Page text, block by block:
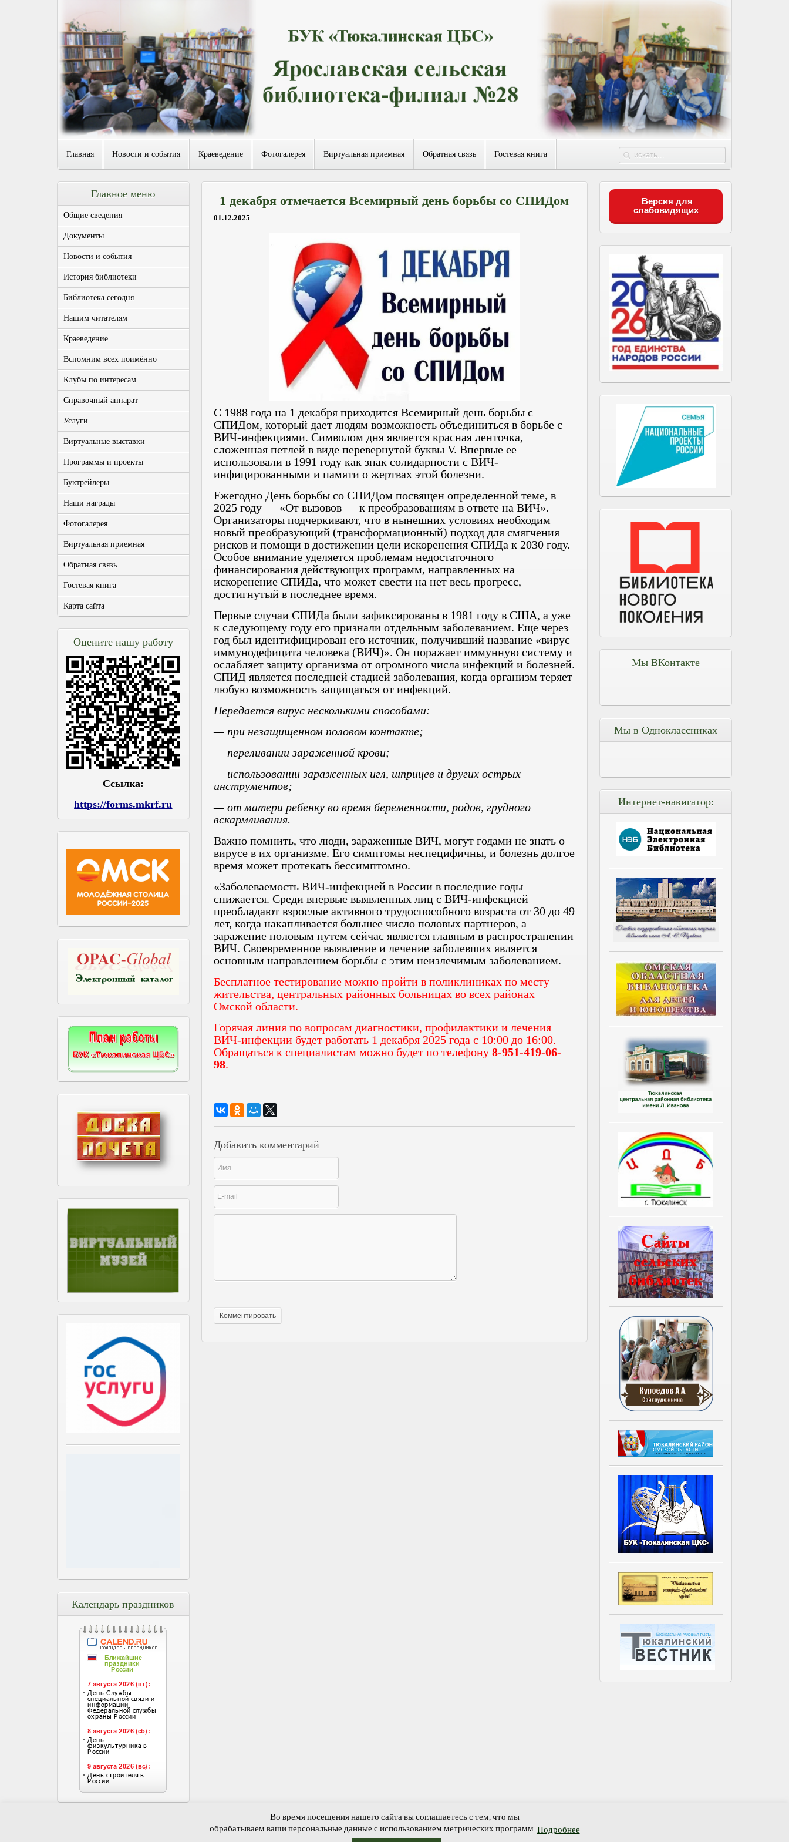
Главная Новости и события Краеведение Фотогалерея Виртуальная приемная Обратная связь Гостевая книга
1 декабря отмечается Всемирный день борьбы со СПИДом
01.12.2025
С 1988 года на 1 декабря приходится Всемирный день борьбы с
СПИДом, который дает людям возможность объединиться в борьбе с
ВИЧ-инфекциями. Символом дня является красная ленточка,
сложенная петлей в виде перевернутой буквы V. Впервые ее
использовали в 1991 году как знак солидарности с ВИЧ-
инфицированными и памяти о жертвах этой болезни.
Ежегодно День борьбы со СПИДом посвящен определенной теме, в
2025 году — «От вызовов — к преобразованиям в ответе на ВИЧ».
Организаторы подчеркивают, что в нынешних условиях необходим
новый преобразующий (трансформационный) подход для смягчения
рисков и помощи в достижении цели искоренения СПИДа к 2030 году.
Особое внимание уделяется проблемам недостаточного
финансирования действующих программ, направленных на
искоренение СПИДа, что может свести на нет весь прогресс,
достигнутый в последнее время.
Первые случаи СПИДа были зафиксированы в 1981 году в США, а уже
к следующему году его признали отдельным заболеванием. Еще через
год был идентифицирован его источник, получивший название «вирус
иммунодефицита человека (ВИЧ)». Он поражает иммунную систему и
ослабляет защиту организма от огромного числа инфекций и болезней.
СПИД является последней стадией заболевания, когда организм теряет
любую возможность защищаться от инфекций.
Передается вирус несколькими способами:
— при незащищенном половом контакте;
— переливании зараженной крови;
— использовании зараженных игл, шприцев и других острых
инструментов;
— от матери ребенку во время беременности, родов, грудного
вскармливания.
Важно помнить, что люди, зараженные ВИЧ, могут годами не знать о
вирусе в их организме. Его симптомы неспецифичны, и болезнь долгое
время может протекать бессимптомно.
«Заболеваемость ВИЧ-инфекцией в России в последние годы
снижается. Среди впервые выявленных лиц с ВИЧ-инфекцией
преобладают взрослые активного трудоспособного возраста от 30 до 49
лет, когда накапливается большее число половых партнеров, а
заражение половым путем сейчас является главным в распространении
ВИЧ. Своевременное выявление и лечение заболевших является
основным направлением борьбы с этим неизлечимым заболеванием.
Бесплатное тестирование можно пройти в поликлиниках по месту
жительства, центральных районных больницах во всех районах
Омской области.
Горячая линия по вопросам диагностики, профилактики и лечения
ВИЧ-инфекции будет работать 1 декабря 2025 года с 10:00 до 16:00.
Обращаться к специалистам можно будет по телефону 8-951-419-06-
98.
Добавить комментарий
Главное меню
Общие сведения
Документы
Новости и события
История библиотеки
Библиотека сегодня
Нашим читателям
Краеведение
Вспомним всех поимённо
Клубы по интересам
Справочный аппарат
Услуги
Виртуальные выставки
Программы и проекты
Буктрейлеры
Наши награды
Фотогалерея
Виртуальная приемная
Обратная связь
Гостевая книга
Карта сайта
Оцените нашу работу
Ссылка:
https://forms.mkrf.ru
Календарь праздников
Версия для
слабовидящих
Мы ВКонтакте
Мы в Одноклассниках
Интернет-навигатор:
Новости и события Краеведение Фотогалерея Виртуальная приемная Обратная связь
Во время посещения нашего сайта вы соглашаетесь с тем, что мы
обрабатываем ваши персональные данные с использованием метрических программ. Подробнее